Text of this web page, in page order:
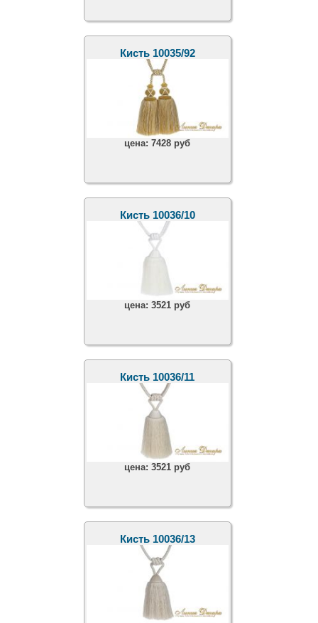
Кисть 10035/92
цена:7428 руб
Кисть 10036/10
цена:3521 руб
Кисть 10036/11
цена:3521 руб
Кисть 10036/13